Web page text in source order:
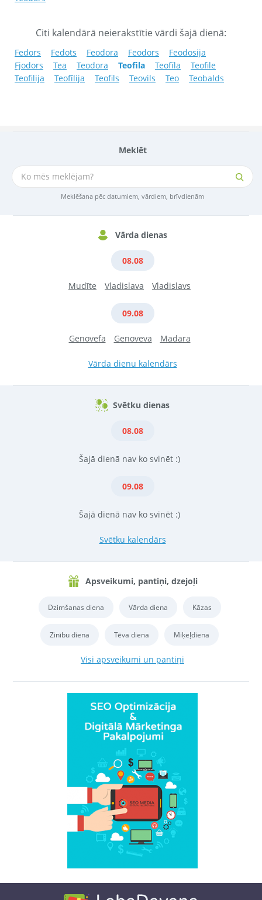
Meklēt
Meklēšana pēc datumiem, vārdiem, brīvdienām
Vārda dienas
08.08
Mudīte Vladislava Vladislavs
09.08
Genovefa Genoveva Madara
Vārda dienu kalendārs
Svētku dienas
08.08
Šajā dienā nav ko svinēt :)
09.08
Šajā dienā nav ko svinēt :)
Svētku kalendārs
Apsveikumi, pantiņi, dzejoļi
Dzimšanas diena Vārda diena Kāzas
Zinību diena Tēva diena Miķeļdiena
Visi apsveikumi un pantiņi
Citi kalendārā neierakstītie vārdi šajā dienā:
Fedors Fedots Feodora Feodors
Feodosija
Fjodors
Tea Teodora Teofila Teofīla
Teofile
Teofilija
Teofīlija Teofils Teovils Teo Teobalds